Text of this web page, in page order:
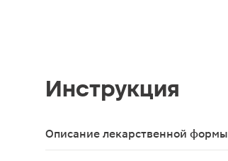
Инструкция
Описание лекарственной формы